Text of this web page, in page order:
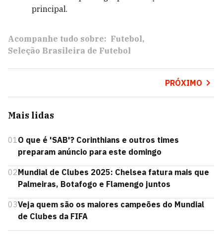
principal.
Acompanhe tudo sobre: Futebol
Seleção Brasileira de Futebol
PRÓXIMO
Mais lidas
01 O que é 'SAB'? Corinthians e outros times
preparam anúncio para este domingo
02Mundial de Clubes 2025: Chelsea fatura mais que
Palmeiras, Botafogo e Flamengo juntos
03Veja quem são os maiores campeões do Mundial
de Clubes da FIFA